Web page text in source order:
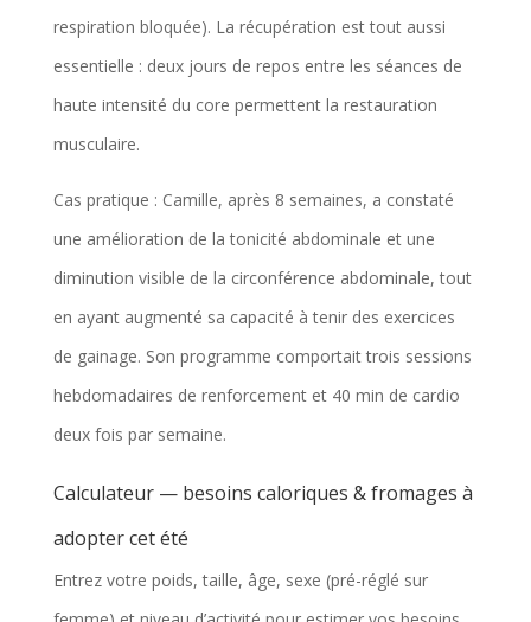
respiration bloquée). La récupération est tout aussi
essentielle : deux jours de repos entre les séances de
haute intensité du core permettent la restauration
musculaire.
Cas pratique : Camille, après 8 semaines, a constaté
une amélioration de la tonicité abdominale et une
diminution visible de la circonférence abdominale, tout
en ayant augmenté sa capacité à tenir des exercices
de gainage. Son programme comportait trois sessions
hebdomadaires de renforcement et 40 min de cardio
deux fois par semaine.
Calculateur — besoins caloriques & fromages à
adopter cet été
Entrez votre poids, taille, âge, sexe (pré-réglé sur